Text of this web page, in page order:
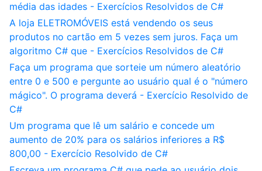
média das idades - Exercícios Resolvidos de C#
A loja ELETROMÓVEIS está vendendo os seus
produtos no cartão em 5 vezes sem juros. Faça um
algoritmo C# que - Exercícios Resolvidos de C#
Faça um programa que sorteie um número aleatório
entre 0 e 500 e pergunte ao usuário qual é o "número
mágico". O programa deverá - Exercício Resolvido de
C#
Um programa que lê um salário e concede um
aumento de 20% para os salários inferiores a R$
800,00 - Exercício Resolvido de C#